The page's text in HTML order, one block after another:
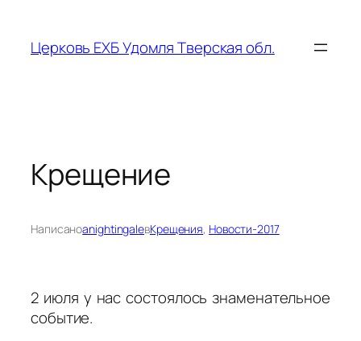
содержимому
Церковь ЕХБ Удомля Тверская обл.
Крещение
НаписаноanightingaleвКрещения, Новости-2017
2 июля у нас состоялось знаменательное
событие.